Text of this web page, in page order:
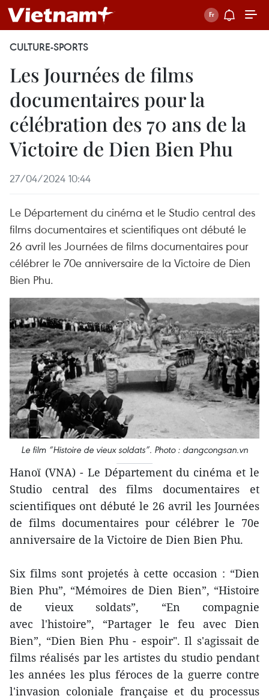
CULTURE-SPORTS
Les Journées de films
documentaires pour la
célébration des 70 ans de la
Victoire de Dien Bien Phu
27/04/2024 10:44
Le Département du cinéma et le Studio central des
films documentaires et scientifiques ont débuté le
26 avril les Journées de films documentaires pour
célébrer le 70e anniversaire de la Victoire de Dien
Bien Phu.
Le film “Histoire de vieux soldats”. Photo : dangcongsan.vn
Hanoï (VNA) - Le Département du cinéma et le
Studio central des films documentaires et
scientifiques ont débuté le 26 avril les Journées
de films documentaires pour célébrer le 70e
anniversaire de la Victoire de Dien Bien Phu.
Six films sont projetés à cette occasion : “Dien
Bien Phu”, “Mémoires de Dien Bien”, “Histoire
de vieux soldats”, “En compagnie
avec l'histoire”, “Partager le feu avec Dien
Bien”, “Dien Bien Phu - espoir". Il s'agissait de
films réalisés par les artistes du studio pendant
les années les plus féroces de la guerre contre
l'invasion coloniale française et du processus